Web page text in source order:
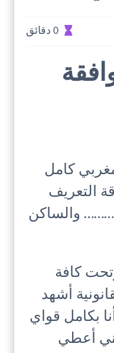
0 دقائق
كامل
التعريف
والساكن
كافة
أشهد
بكامل قواي
أعطي